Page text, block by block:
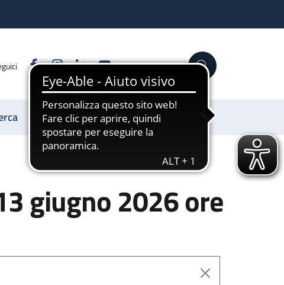
FacebookInstagram
LinkedinYouTube Cerca
Sostienici
giugno 2026 ore